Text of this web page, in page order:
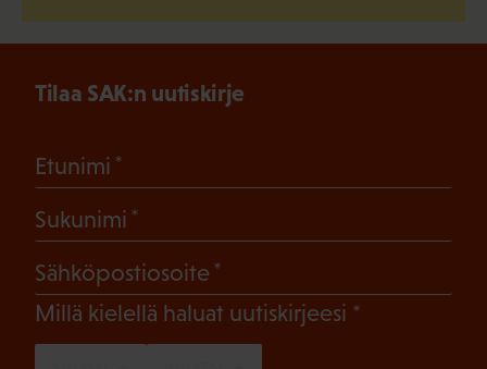
Tilaa SAK:n uutiskirje
Etunimi
Sukunimi
Sähköpostiosoite
Millä kielellä haluat uutiskirjeesi (Pakollinen)